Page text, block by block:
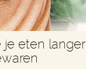
je eten langer